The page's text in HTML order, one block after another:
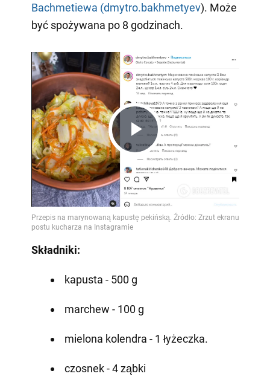
Bachmetiewa (dmytro.bakhmetyev). Może
być spożywana po 8 godzinach.
Play
Video
Składniki:
kapusta - 500 g
marchew - 100 g
mielona kolendra - 1 łyżeczka.
czosnek - 4 ząbki